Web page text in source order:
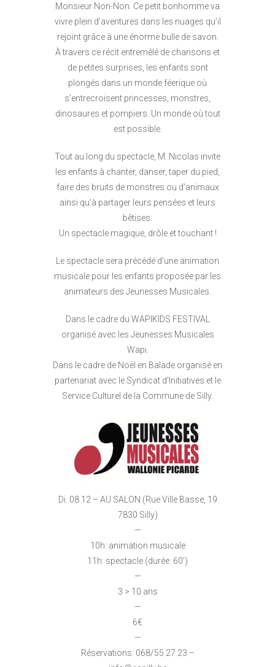
Monsieur Non-Non. Ce petit bonhomme va
vivre plein d’aventures dans les nuages qu’il
rejoint grâce à une énorme bulle de savon.
À travers ce récit entremêlé de chansons et
de petites surprises, les enfants sont
plongés dans un monde féerique où
s’entrecroisent princesses, monstres,
dinosaures et pompiers. Un monde où tout
est possible.
Tout au long du spectacle, M. Nicolas invite
les enfants à chanter, danser, taper du pied,
faire des bruits de monstres ou d’animaux
ainsi qu’à partager leurs pensées et leurs
bêtises.
Un spectacle magique, drôle et touchant !
Le spectacle sera précédé d’une animation
musicale pour les enfants proposée par les
animateurs des Jeunesses Musicales.
Dans le cadre du WAPIKIDS FESTIVAL
organisé avec les Jeunesses Musicales
Wapi.
Dans le cadre de Noël en Balade organisé en
partenariat avec le Syndicat d’Initiatives et le
Service Culturel de la Commune de Silly.
Di. 08.12 – AU SALON (Rue Ville Basse, 19
7830 Silly)
—
10h: animation musicale
11h: spectacle (durée: 60’)
—
3 > 10 ans
—
6€
—
Réservations: 068/55.27.23 –